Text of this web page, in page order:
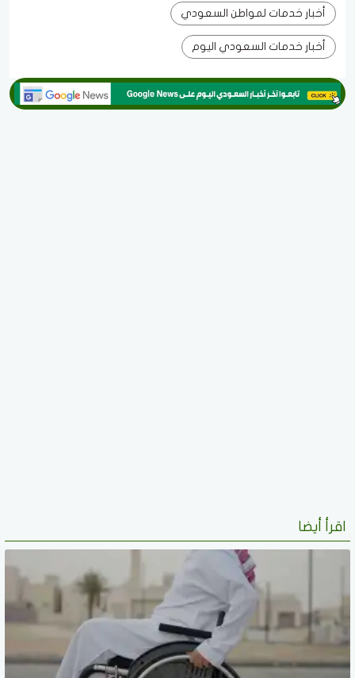
أخبار خدمات لمواطن السعودي
أخبار خدمات السعودي اليوم
اقرأ أيضا